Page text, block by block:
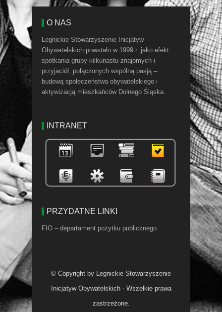
O NAS
Legnickie Stowarzyszenie Inicjatyw
Obywatelskich powstało w 1999 r. jako efekt
spotkania grupy kilkunastu znajomych i
przyjaciół, połączonych wspólną pasją –
budową społeczeństwa obywatelskiego i
aktywizacją mieszkańców Dolnego Śląska.
INTRANET
PRZYDATNE LINKI
FIO – departament pożytku publicznego
© Copyright by Legnickie Stowarzyszenie
Inicjatyw Obywatelskich - Wszelkie prawa
zastrzeżone.